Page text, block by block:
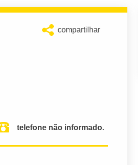
compartilhar
telefone não informado.